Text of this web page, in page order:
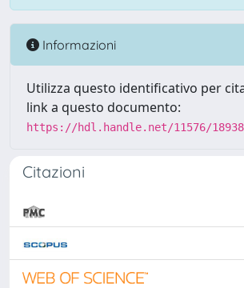
Informazioni
Utilizza questo identificativo per
link a questo documento:
https://hdl.handle.net/11576/
Citazioni